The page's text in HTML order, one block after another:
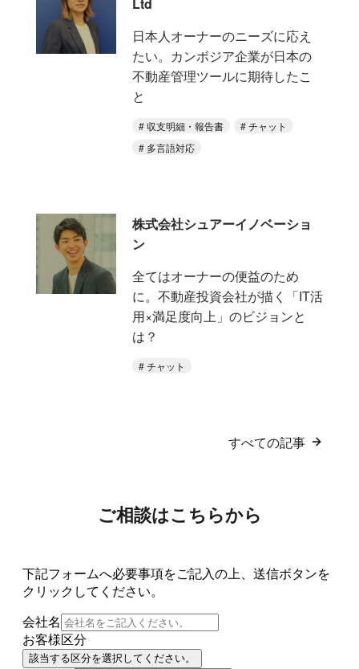
日本人オーナーのニーズに応え
たい。カンボジア企業が日本の
不動産管理ツールに期待したこ
と
収支明細・報告書
チャット
多言語対応
株式会社シュアーイノベーショ
ン
全てはオーナーの便益のため
に。不動産投資会社が描く「IT活
用×満足度向上」のビジョンと
は？
チャット
すべての記事
ご相談はこちらから